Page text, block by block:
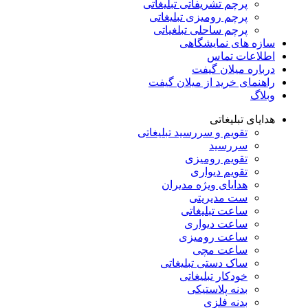
پرچم تشریفاتی تبلیغاتی
پرچم رومیزی تبلیغاتی
پرچم ساحلی تبلغیاتی
سازه های نمایشگاهی
اطلاعات تماس
درباره میلان گیفت
راهنمای خرید از میلان گیفت
وبلاگ
هدایای تبلیغاتی
تقویم و سررسید تبلیغاتی
سررسید
تقویم رومیزی
تقویم دیواری
هدایای ویژه مدیران
ست مدیریتی
ساعت تبلیغاتی
ساعت دیواری
ساعت رومیزی
ساعت مچی
ساک دستی تبلیغاتی
خودکار تبلیغاتی
بدنه پلاستیکی
بدنه فلزی